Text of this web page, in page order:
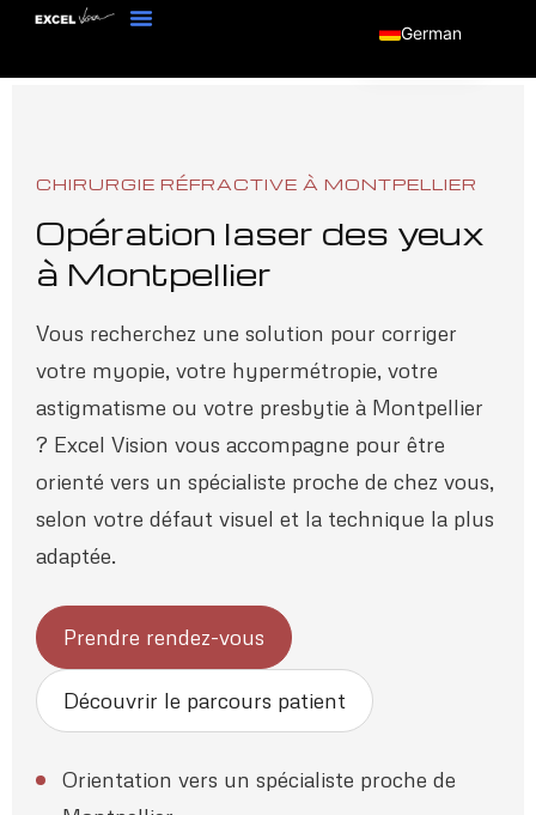
CHIRURGIE RÉFRACTIVE À MONTPELLIER
Opération laser des yeux
à Montpellier
Vous recherchez une solution pour corriger
votre myopie, votre hypermétropie, votre
astigmatisme ou votre presbytie à Montpellier
? Excel Vision vous accompagne pour être
orienté vers un spécialiste proche de chez vous,
selon votre défaut visuel et la technique la plus
adaptée.
Prendre rendez-vous
Découvrir le parcours patient
Orientation vers un spécialiste proche de
German